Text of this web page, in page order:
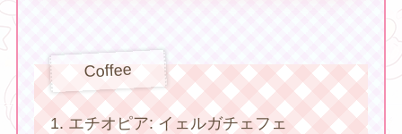
Coffee
1. エチオピア: イェルガチェフェ